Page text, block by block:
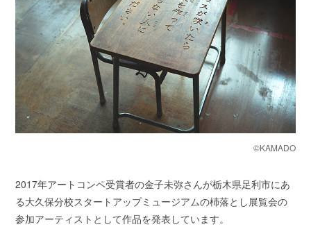
©KAMADO
2017年アートコンペ受賞者の金子未弥さんが栃木県足利市にあ
る大久保分校スタートアップミュージアムの杮落とし展覧会の
参加アーティストとして作品を発表しています。